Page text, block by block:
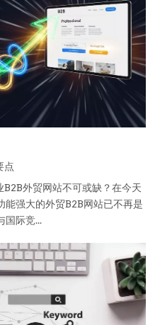
点
B2B外贸网站不可或缺？在今天
能强大的外贸B2B网站已不再是
国际竞...